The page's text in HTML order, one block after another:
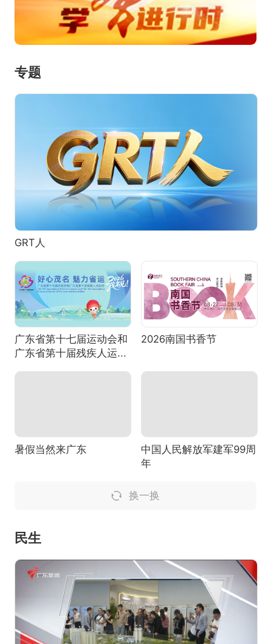
专题
GRT人
广东省第十七届运动会和
广东省第十届残疾人运...
2026南国书香节
暑假当然来广东
中国人民解放军建军99周
年
换一换
民生